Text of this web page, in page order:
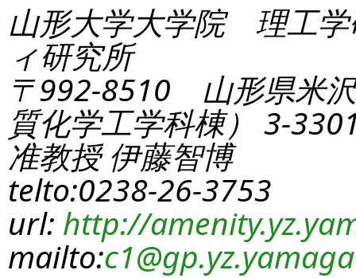
山形大学大学院 理工学
ィ研究所
〒992-8510 山形県米
質化学工学科棟） 3-
准教授 伊藤智博
telto:0238-26-3753
url: http://
mailto:c1